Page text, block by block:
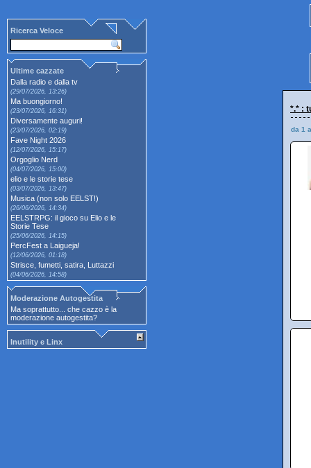
Ricerca Veloce
Ultime cazzate
Dalla radio e dalla tv
(29/07/2026, 13:26)
Ma buongiorno!
(23/07/2026, 16:31)
Diversamente auguri!
(23/07/2026, 02:19)
Fave Night 2026
(12/07/2026, 15:17)
Orgoglio Nerd
(04/07/2026, 15:00)
elio e le storie tese
(03/07/2026, 13:47)
Musica (non solo EELST!)
(26/06/2026, 14:34)
EELSTRPG: il gioco su Elio e le
Storie Tese
(25/06/2026, 14:15)
PercFest a Laigueja!
(12/06/2026, 01:18)
Strisce, fumetti, satira, Luttazzi
(04/06/2026, 14:58)
Moderazione Autogestita
Ma soprattutto... che cazzo è la
moderazione autogestita?
Inutility e Linx
*.* :
da 1